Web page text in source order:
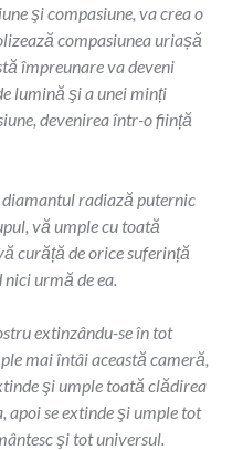
şi compasiune, va crea o
compasiunea uriașă
împreunare va deveni
lumină şi a unei minți
devenirea într-o ființă
radiază puternic
vă umple cu toată
curăță de orice suferință
urmă de ea.
extinzându-se în tot
mai întâi această cameră,
şi umple toată clădirea
apoi se extinde şi umple tot
şi tot universul.